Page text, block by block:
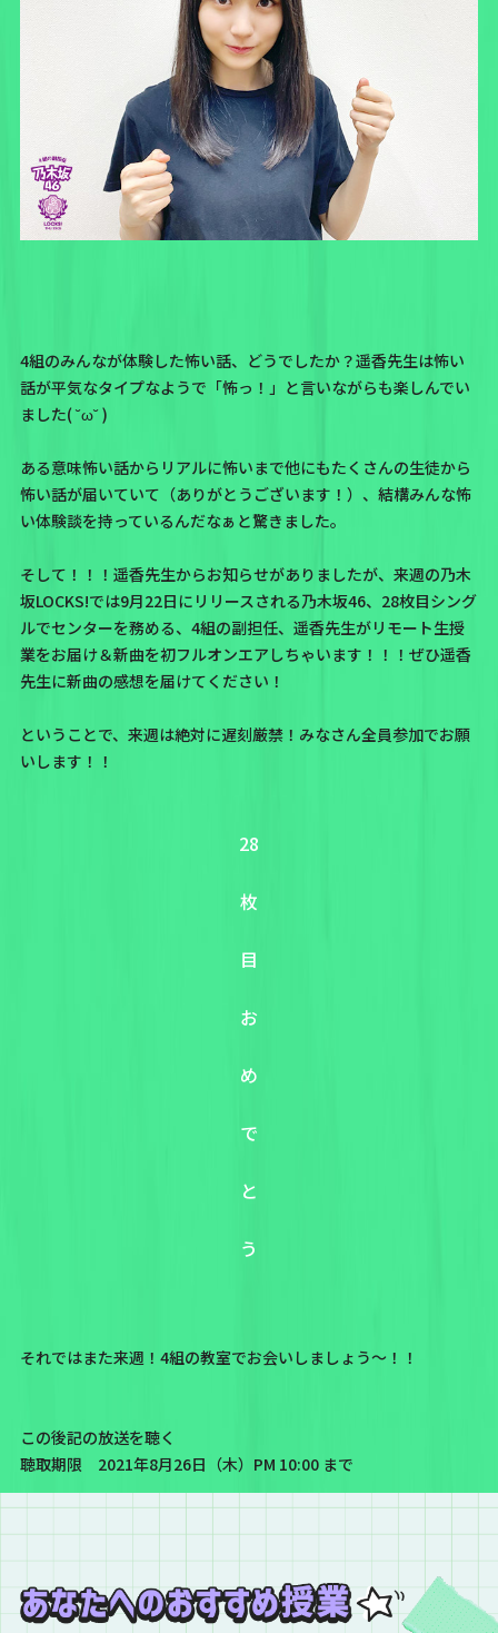
4組のみんなが体験した怖い話、どうでしたか？遥香先生は怖い
話が平気なタイプなようで「怖っ！」と言いながらも楽しんでい
ました( ˘ω˘ )
ある意味怖い話からリアルに怖いまで他にもたくさんの生徒から
怖い話が届いていて（ありがとうございます！）、結構みんな怖
い体験談を持っているんだなぁと驚きました。
そして！！！遥香先生からお知らせがありましたが、来週の乃木
坂LOCKS!では9月22日にリリースされる乃木坂46、28枚目シング
ルでセンターを務める、4組の副担任、遥香先生がリモート生授
業をお届け＆新曲を初フルオンエアしちゃいます！！！ぜひ遥香
先生に新曲の感想を届けてください！
ということで、来週は絶対に遅刻厳禁！みなさん全員参加でお願
いします！！
28
枚
目
お
め
で
と
う
それではまた来週！4組の教室でお会いしましょう〜！！
この後記の放送を聴く
聴取期限 2021年8月26日（木）PM 10:00 まで